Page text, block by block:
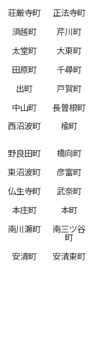
荘厳寺町
正法寺町
須越町
芹川町
太堂町
大東町
田原町
千尋町
出町
戸賀町
中山町
長曽根町
西沼波町 楡町
野良田町
橋向町
東沼波町
彦富町
仏生寺町
武奈町
本庄町
本町
南川瀬町 南三ツ谷
町
安清町
安清東町